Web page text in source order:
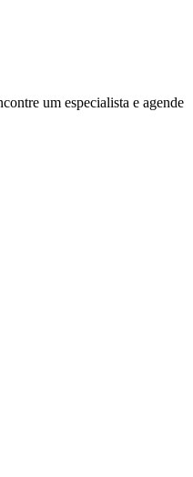
um especialista e agende